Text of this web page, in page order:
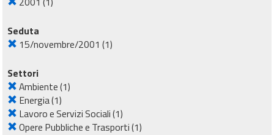
Seduta
15/novembre/2001 (1)
Settori
Ambiente(1)
Energia(1)
Lavoro e Servizi Sociali(1)
Opere Pubbliche e Trasporti(1)